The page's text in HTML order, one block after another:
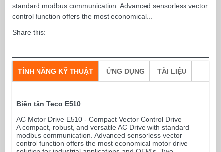
standard modbus communication. Advanced sensorless vector
control function offers the most economical...
Share this:
TÍNH NĂNG KỸ THUẬT ỨNG DỤNG TÀI LIỆU
Biến tần Teco E510
AC Motor Drive E510 - Compact Vector Control Drive
A compact, robust, and versatile AC Drive with standard
modbus communication. Advanced sensorless vector
control function offers the most economical motor drive